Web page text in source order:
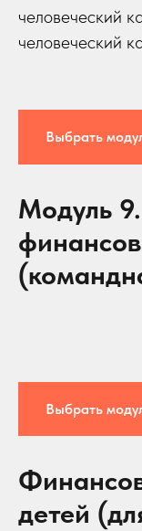
человеческий
человеческий
Выбрать
Модуль
Выбрать
детей